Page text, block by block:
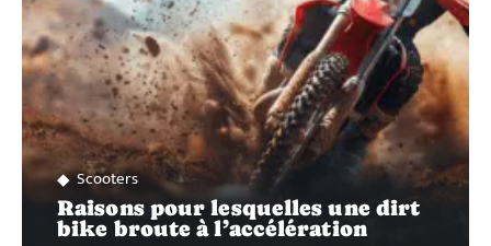
Scooters
Raisons pour lesquelles une dirt
bike broute à l’accélération